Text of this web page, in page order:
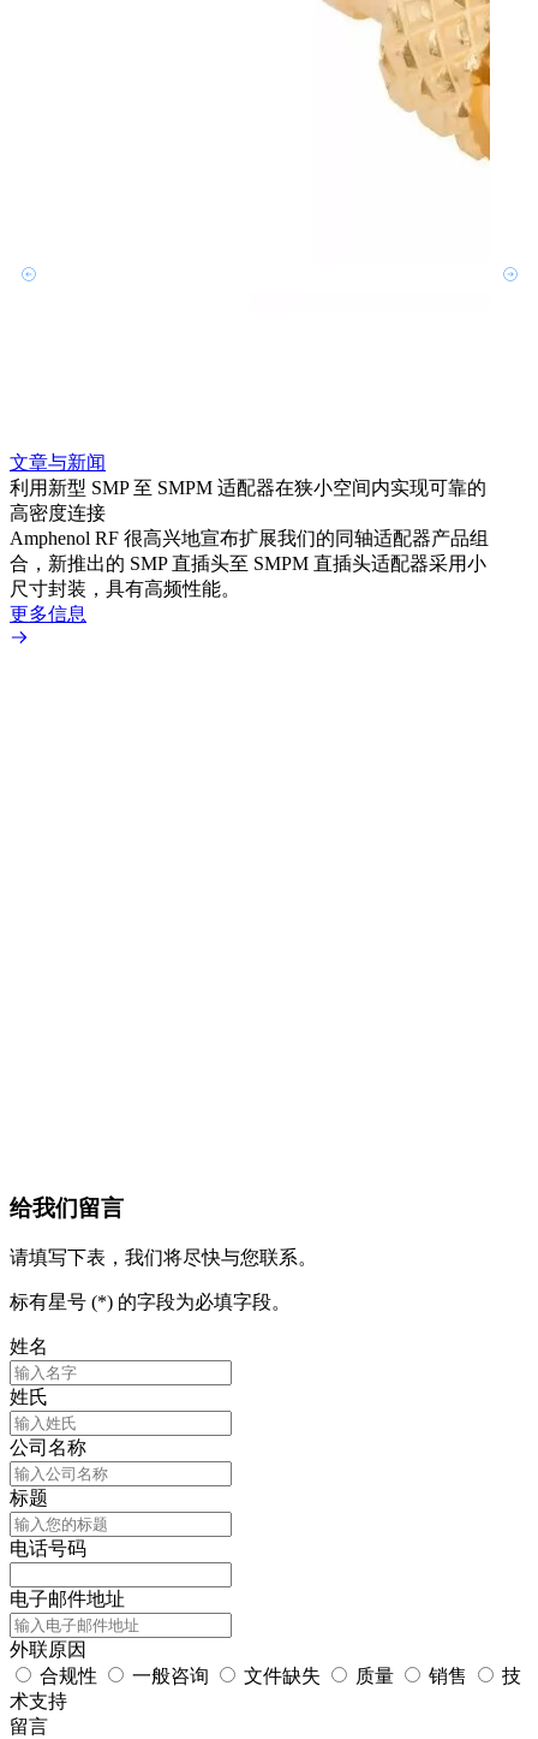
文章与新闻
利用新型 SMP 至 SMPM 适配器在狭小空间内实现可靠的
高密度连接
Amphenol RF 很高兴地宣布扩展我们的同轴适配器产品组
合，新推出的 SMP 直插头至 SMPM 直插头适配器采用小
尺寸封装，具有高频性能。
更多信息
给我们留言
请填写下表，我们将尽快与您联系。
标有星号 (*) 的字段为必填字段。
姓名
姓氏
公司名称
标题
电话号码
电子邮件地址
外联原因
合规性
一般咨询 文件缺失 质量 销售
技
术支持
留言